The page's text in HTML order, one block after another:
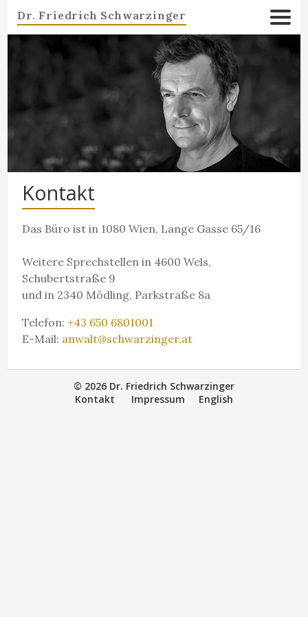
Dr. Friedrich Schwarzinger
Kontakt
Das Büro ist in 1080 Wien, Lange Gasse 65/16
Weitere Sprechstellen in 4600 Wels,
Schubertstraße 9
und in 2340 Mödling, Parkstraße 8a
Telefon: +43 650 6801001
E-Mail: anwalt@schwarzinger.at
© 2026 Dr. Friedrich Schwarzinger
Kontakt
Impressum English